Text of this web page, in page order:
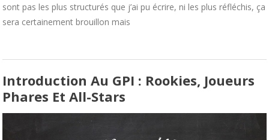
sont pas les plus structurés que j’ai pu écrire, ni les plus réfléchis, ça
sera certainement brouillon mais
Introduction Au GPI : Rookies, Joueurs
Phares Et All-Stars